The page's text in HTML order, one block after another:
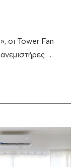
οι Tower Fan
…